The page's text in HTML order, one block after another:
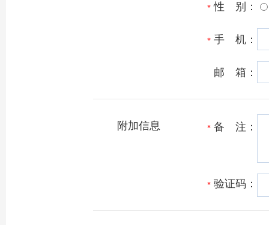
* 性 别：
* 手 机：
邮 箱：
附加信息 * 备 注：
* 验证码：